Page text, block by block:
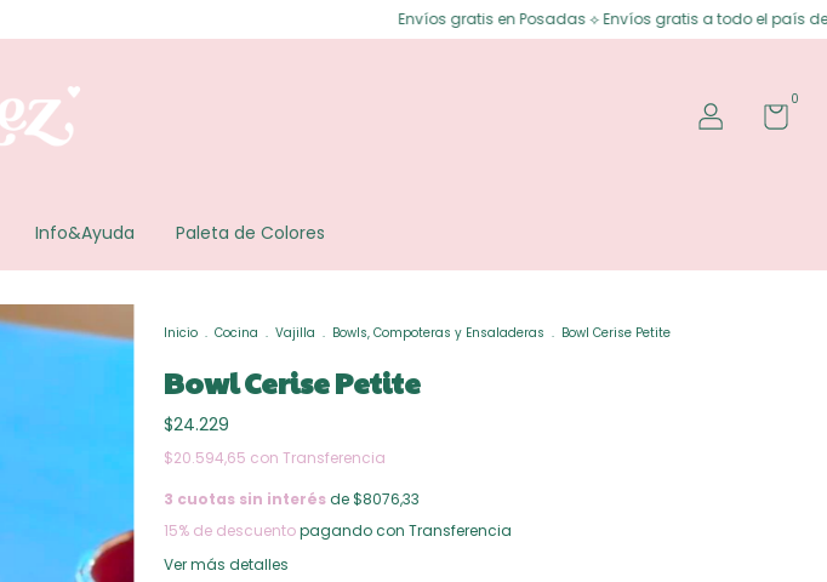
Envíos gratis en Posadas ⟡ Envíos gratis a todo el país desde $150.000 ⟡ 3
0
Info&Ayuda Paleta de Colores
Inicio . Cocina . Vajilla . Bowls, Compoteras y Ensaladeras . Bowl Cerise Petite
Bowl Cerise Petite
$24.229
$20.594,65 con Transferencia
3 cuotas sin interésde $8076,33
15% de descuentopagando con Transferencia
Ver más detalles